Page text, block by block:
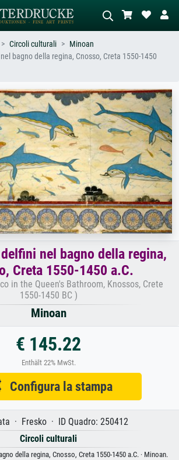
di Hokusai,
astratto con molto rosso, dipinto a
olio scuro, nudo in piedi vicino a un
albero.
Circoli culturali
Minoan
bagno della regina, Cnosso, Creta 1550-1450
nel bagno della regina,
Creta 1550-1450 a.C.
in the Queen's Bathroom, Knossos, Crete
1550-1450 BC )
Minoan
€ 145.22
Enthält 22% MwSt.
Configura la stampa
· Fresko · ID Quadro: 250412
Circoli culturali
della regina, Cnosso, Creta 1550-1450 a.C. · Minoan.